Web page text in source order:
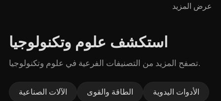
عرض المزيد
استكشف علوم وتكنولوجيا
تصفح المزيد من التصنيفات الفرعية في علوم وتكنولوجيا.
الآلات الصناعية الطاقة والقوى الأدوات اليدوية